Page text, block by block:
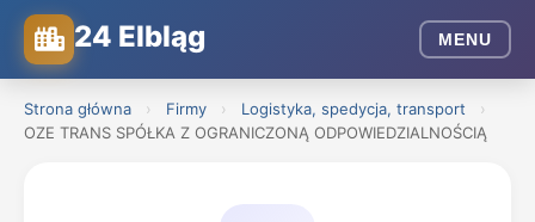
24 Elbląg MENU
Strona główna › Firmy › Logistyka, spedycja, transport
›
OZE TRANS SPÓŁKA Z OGRANICZONĄ ODPOWIEDZIALNOŚCIĄ